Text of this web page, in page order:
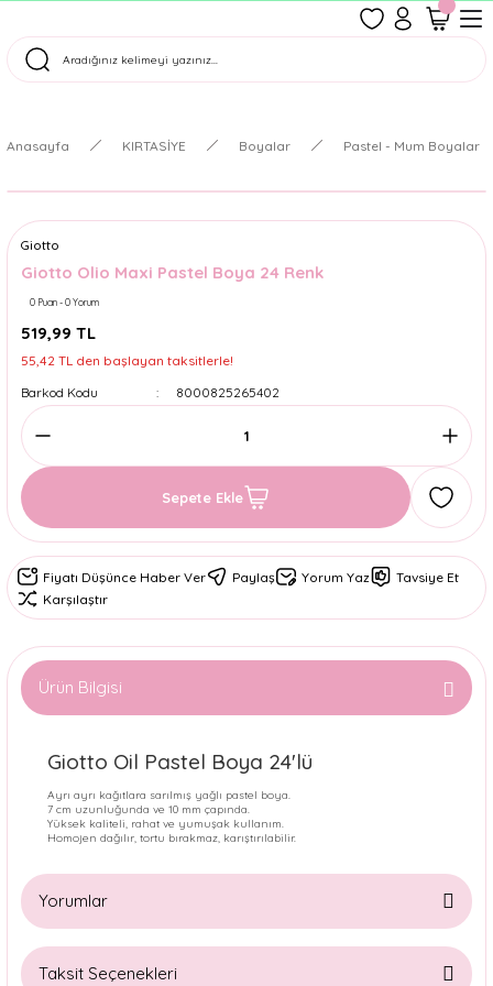
Tüm Siparişler Aynı Gün Kargoda!
Anasayfa KIRTASİYE Boyalar Pastel - Mum Boyalar
Giotto
Giotto Olio Maxi Pastel Boya 24 Renk
0 Puan - 0 Yorum
519,99 TL
55,42 TL den başlayan taksitlerle!
Barkod Kodu
8000825265402
Sepete Ekle
Fiyatı Düşünce Haber Ver Paylaş Yorum Yaz
Tavsiye Et
Karşılaştır
Ürün Bilgisi
Giotto Oil Pastel Boya 24'lü
Ayrı ayrı kağıtlara sarılmış yağlı pastel boya.
7 cm uzunluğunda ve 10 mm çapında.
Yüksek kaliteli, rahat ve yumuşak kullanım.
Homojen dağılır, tortu bırakmaz, karıştırılabilir.
Yorumlar
Taksit Seçenekleri